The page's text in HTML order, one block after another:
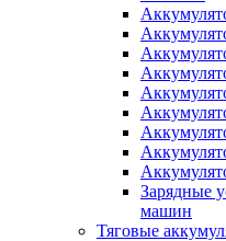
Зарядные
машин
Тяговые